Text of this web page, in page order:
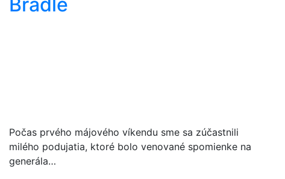
Počas prvého májového víkendu sme sa zúčastnili
milého podujatia, ktoré bolo venované spomienke na
generála…